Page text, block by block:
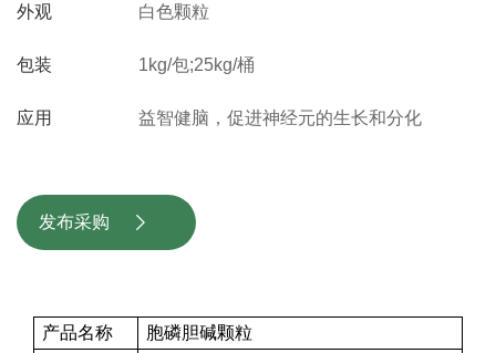
外观
包装
应用
白色颗粒
1kg/包;25kg/桶
益智健脑，促进神经元的生长和分化
发布采购 
产品名称
胞磷胆碱颗粒